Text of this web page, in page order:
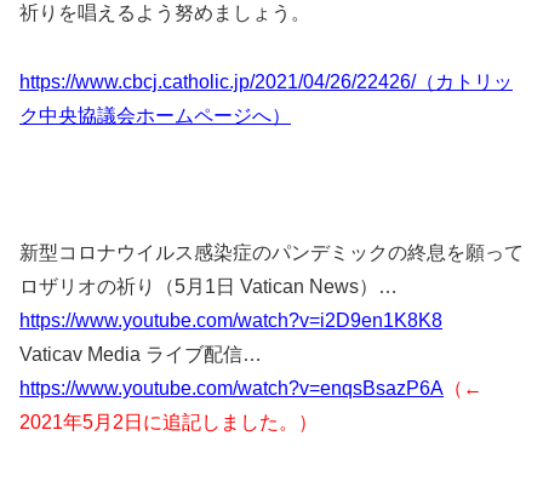
祈りを唱えるよう努めましょう。
https://www.cbcj.catholic.jp/2021/04/26/22426/（カトリッ
ク中央協議会ホームページへ）
新型コロナウイルス感染症のパンデミックの終息を願って
ロザリオの祈り（5月1日 Vatican News）…
https://www.youtube.com/watch?v=i2D9en1K8K8
Vaticav Media ライブ配信…
https://www.youtube.com/watch?v=enqsBsazP6A （←
2021年5月2日に追記しました。）